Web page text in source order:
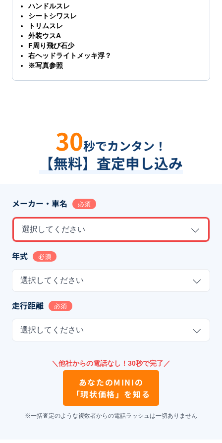
ハンドルスレ
シートシワスレ
トリムスレ
外装ウスA
F周り飛び石少
右ヘッドライトメッキ浮？
※写真参照
30秒でカンタン！
【無料】査定申し込み
メーカー・車名 必須
選択してください
年式 必須
選択してください
走行距離 必須
選択してください
＼他社からの電話なし！30秒で完了／
あなたのMINIの
「現状価格」を知る
※一括査定のような複数者からの電話ラッシュは一切ありません